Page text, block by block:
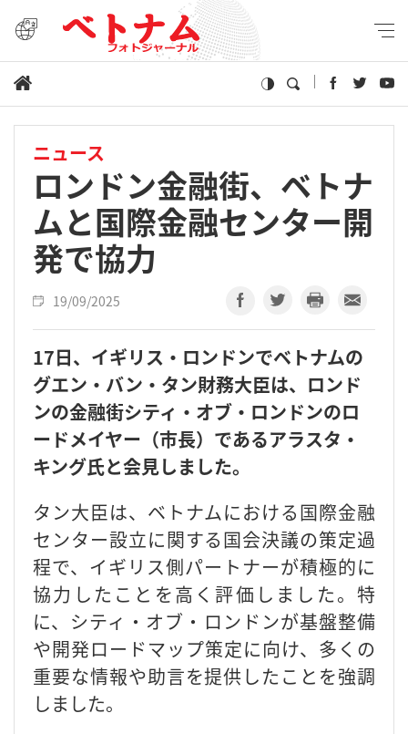
ニュース
ロンドン金融街、ベトナ
ムと国際金融センター開
発で協力
19/09/2025
17日、イギリス・ロンドンでベトナムの
グエン・バン・タン財務大臣は、ロンド
ンの金融街シティ・オブ・ロンドンのロ
ードメイヤー（市長）であるアラスタ・
キング氏と会見しました。
タン大臣は、ベトナムにおける国際金融
センター設立に関する国会決議の策定過
程で、イギリス側パートナーが積極的に
協力したことを高く評価しました。特
に、シティ・オブ・ロンドンが基盤整備
や開発ロードマップ策定に向け、多くの
重要な情報や助言を提供したことを強調
しました。